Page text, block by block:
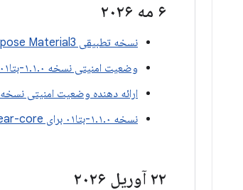
۶ مه ۲۰۲۶
نسخه تطبیقی ​​Compose Material3، نسخه ۱.۳.۰-بتا۰۱
وضعیت امنیتی نسخه ۱.۱.۰-بتا۰۱
ارائه دهنده وضعیت امنیتی نسخه ۱.۰.۰-بتا۰۱
نسخه ۱.۱.۰-بتا۰۱ برای Wear-core
۲۲ آوریل ۲۰۲۶